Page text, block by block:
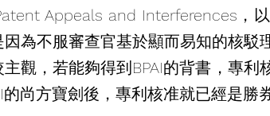
Appeals and Interferences，
為不服審查官基於顯而易知的核駁
觀，若能夠得到BPAI的背書，專利
的尚方寶劍後，專利核准就已經是勝